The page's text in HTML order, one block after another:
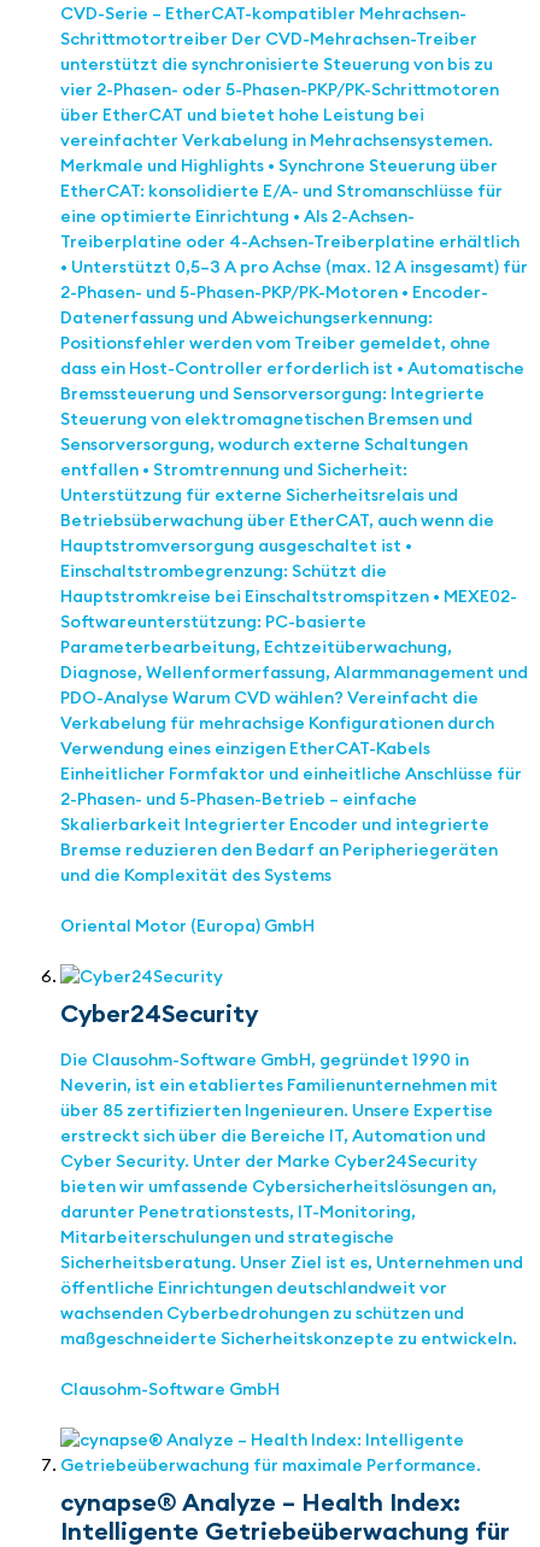
CVD-Serie – EtherCAT-kompatibler Mehrachsen-
Schrittmotortreiber Der CVD-Mehrachsen-Treiber
unterstützt die synchronisierte Steuerung von bis zu
vier 2-Phasen- oder 5-Phasen-PKP/PK-Schrittmotoren
über EtherCAT und bietet hohe Leistung bei
vereinfachter Verkabelung in Mehrachsensystemen.
Merkmale und Highlights • Synchrone Steuerung über
EtherCAT: konsolidierte E/A- und Stromanschlüsse für
eine optimierte Einrichtung • Als 2-Achsen-
Treiberplatine oder 4-Achsen-Treiberplatine erhältlich
• Unterstützt 0,5–3 A pro Achse (max. 12 A insgesamt) für
2-Phasen- und 5-Phasen-PKP/PK-Motoren • Encoder-
Datenerfassung und Abweichungserkennung:
Positionsfehler werden vom Treiber gemeldet, ohne
dass ein Host-Controller erforderlich ist • Automatische
Bremssteuerung und Sensorversorgung: Integrierte
Steuerung von elektromagnetischen Bremsen und
Sensorversorgung, wodurch externe Schaltungen
entfallen • Stromtrennung und Sicherheit:
Unterstützung für externe Sicherheitsrelais und
Betriebsüberwachung über EtherCAT, auch wenn die
Hauptstromversorgung ausgeschaltet ist •
Einschaltstrombegrenzung: Schützt die
Hauptstromkreise bei Einschaltstromspitzen • MEXE02-
Softwareunterstützung: PC-basierte
Parameterbearbeitung, Echtzeitüberwachung,
Diagnose, Wellenformerfassung, Alarmmanagement und
PDO-Analyse Warum CVD wählen? Vereinfacht die
Verkabelung für mehrachsige Konfigurationen durch
Verwendung eines einzigen EtherCAT-Kabels
Einheitlicher Formfaktor und einheitliche Anschlüsse für
2-Phasen- und 5-Phasen-Betrieb – einfache
Skalierbarkeit Integrierter Encoder und integrierte
Bremse reduzieren den Bedarf an Peripheriegeräten
und die Komplexität des Systems
Oriental Motor (Europa) GmbH
Cyber24Security
Die Clausohm-Software GmbH, gegründet 1990 in
Neverin, ist ein etabliertes Familienunternehmen mit
über 85 zertifizierten Ingenieuren. Unsere Expertise
erstreckt sich über die Bereiche IT, Automation und
Cyber Security. Unter der Marke Cyber24Security
bieten wir umfassende Cybersicherheitslösungen an,
darunter Penetrationstests, IT-Monitoring,
Mitarbeiterschulungen und strategische
Sicherheitsberatung. Unser Ziel ist es, Unternehmen und
öffentliche Einrichtungen deutschlandweit vor
wachsenden Cyberbedrohungen zu schützen und
maßgeschneiderte Sicherheitskonzepte zu entwickeln.
Clausohm-Software GmbH
cynapse® Analyze – Health Index:
Intelligente Getriebeüberwachung für